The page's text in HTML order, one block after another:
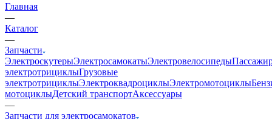
Главная
—
Каталог
—
Запчасти
ЭлектроскутерыЭлектросамокатыЭлектровелосипеды
электротрициклыГрузовые
электротрициклыЭлектроквадроциклыЭлектромотоциклы
мотоциклыДетский транспортАксессуары
—
Запчасти для электросамокатов